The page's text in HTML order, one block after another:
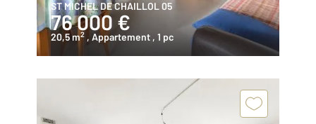
ST MICHEL DE CHAILLOL 05
76 000 €
20,5 m2 , Appartement , 1 pc